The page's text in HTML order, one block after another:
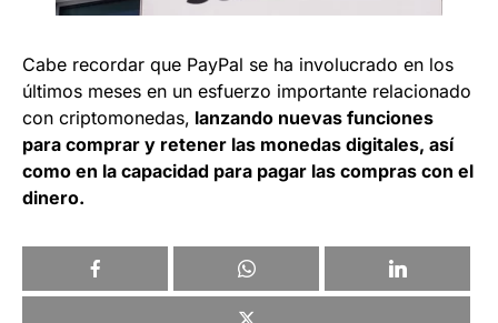
Cabe recordar que PayPal se ha involucrado en los
últimos meses en un esfuerzo importante relacionado
con criptomonedas, lanzando nuevas funciones
para comprar y retener las monedas digitales, así
como en la capacidad para pagar las compras con el
dinero.